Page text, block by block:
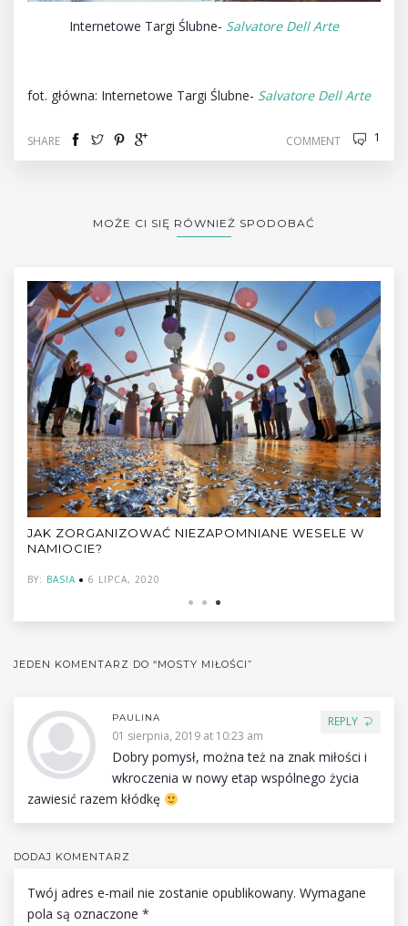
Internetowe Targi Ślubne- Salvatore Dell Arte
fot. główna: Internetowe Targi Ślubne- Salvatore Dell Arte
SHARE COMMENT 1
MOŻE CI SIĘ RÓWNIEŻ SPODOBAĆ
JAK ZORGANIZOWAĆ NIEZAPOMNIANE WESELE W
NAMIOCIE?
BY: BASIA 6 LIPCA, 2020
JEDEN KOMENTARZ DO “MOSTY MIŁOŚCI”
REPLY
PAULINA
01 sierpnia, 2019 at 10:23 am
Dobry pomysł, można też na znak miłości i
wkroczenia w nowy etap wspólnego życia
zawiesić razem kłódkę
DODAJ KOMENTARZ
Twój adres e-mail nie zostanie opublikowany. Wymagane
pola są oznaczone *